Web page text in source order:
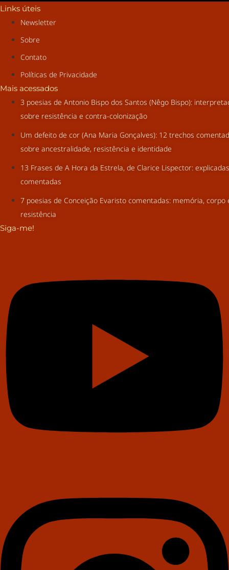
Links úteis
Newsletter
Sobre
Contato
Políticas de Privacidade
Mais acessados
3 poesias de Antonio Bispo dos Santos (Nêgo Bispo):
sobre resistência e contra-colonização
Um defeito de cor (Ana Maria Gonçalves): 12 trechos
sobre ancestralidade, resistência e identidade
13 Frases de A Hora da Estrela, de Clarice Lispector:
comentadas
7 poesias de Conceição Evaristo comentadas: memória, corpo
resistência
Siga-me!